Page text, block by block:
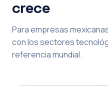
crece
Para empresas
con los sectores
referencia mundial.